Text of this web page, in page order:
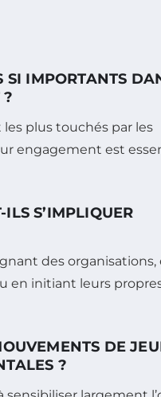
SI IMPORTANTS
?
plus touchés par les
engagement est
S’IMPLIQUER
des organisations,
en initiant leurs
DE
?